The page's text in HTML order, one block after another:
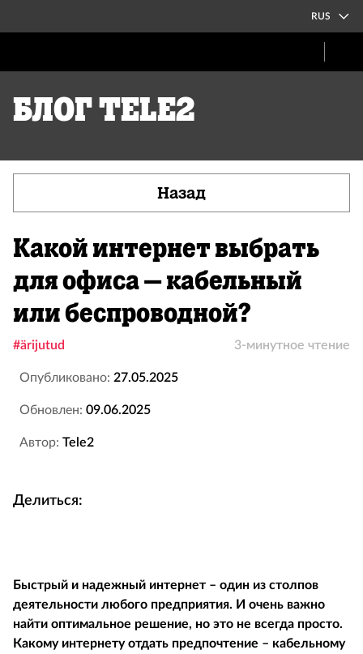
RUS
Блог Tele2
Назад
Какой интернет выбрать
для офиса – кабельный
или беспроводной?
#ärijutud 3-минутное чтение
Опубликовано: 27.05.2025
Обновлен: 09.06.2025
Автор: Tele2
Делиться:
Быстрый и надежный интернет – один из столпов
деятельности любого предприятия. И очень важно
найти оптимальное решение, но это не всегда просто.
Какому интернету отдать предпочтение – кабельному